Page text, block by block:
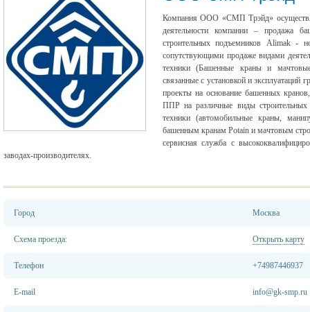
Компания ООО «СМП Трэйд»
деятельности компании – продажа
строительных подъемников Alimak -
сопутствующими продаже видами
техники (Башенные краны и
связанные с установкой и
проекты на основание башенных
ППР на различные виды строительных
техники (автомобильные краны,
башенным кранам Potain и мачтовым
сервисная служба с
заводах-производителях.
Город Москва
Схема проезда: Открыть карту
Телефон +74987446937
E-mail info@gk-smp.ru